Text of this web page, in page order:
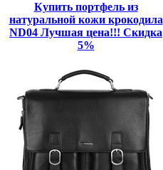
Купить портфель из
натуральной кожи крокодила
ND04 Лучшая цена!!! Скидка
5%